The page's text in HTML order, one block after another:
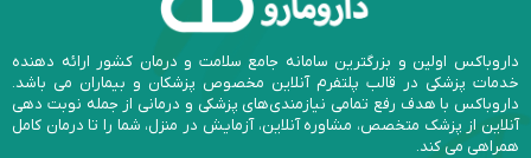
داروباکس اولین و بزرگترین سامانه جامع سلامت و درمان کشور ارائه دهنده
خدمات پزشکی در قالب پلتفرم آنلاین مخصوص پزشکان و بیماران می باشد.
داروباکس با هدف رفع تمامی نیازمندی‌های پزشکی و درمانی از جمله نوبت دهی
آنلاین از پزشک متخصص، مشاوره آنلاین، آزمایش در منزل، شما را تا درمان کامل
همراهی می کند.